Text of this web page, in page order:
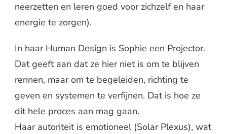
neerzetten en leren goed voor zichzelf en haar
energie te zorgen).
In haar Human Design is Sophie een Projector.
Dat geeft aan dat ze hier niet is om te blijven
rennen, maar om te begeleiden, richting te
geven en systemen te verfijnen. Dat is hoe ze
dit hele proces aan mag gaan.
Haar autoriteit is emotioneel (Solar Plexus), wat